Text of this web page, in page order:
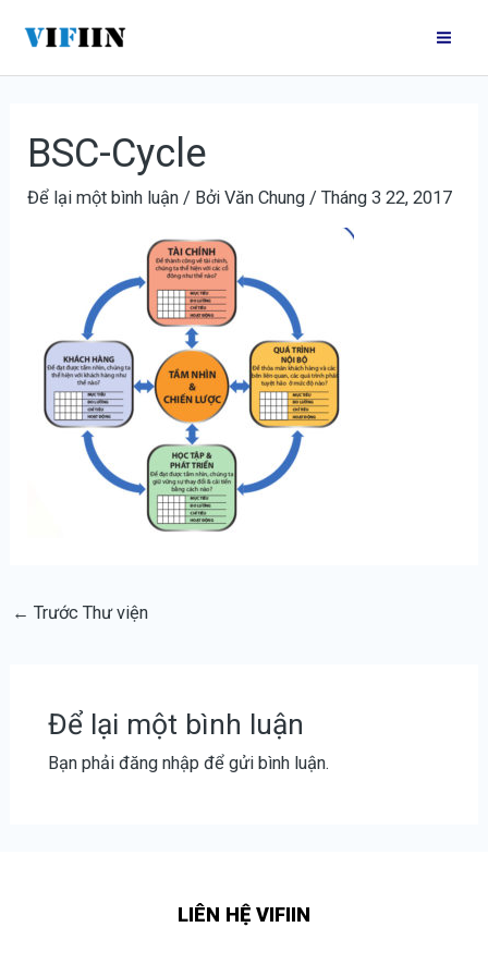
nội
BSC-Cycle
Để lại một bình luận / BởiVăn Chung /Tháng 3 22, 2017
hướng
bài
← Trước Thư viện
Để lại một bình luận
Bạn phải đăng nhậpđể gửi bình luận.
LIÊN HỆ VIFIIN